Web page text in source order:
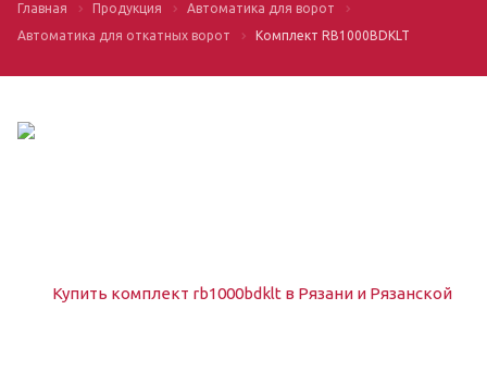
Главная Продукция
Автоматика для ворот
Автоматика для откатных ворот
Комплект RB1000BDKLT